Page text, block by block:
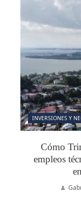
INVERSIONES Y
Cómo
empleos